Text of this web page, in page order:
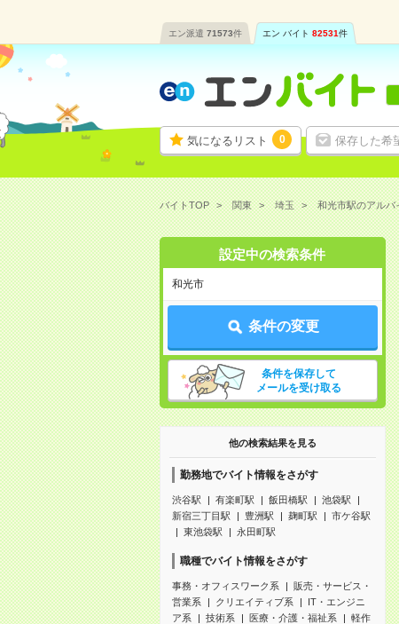
エン派遣 71573件 エン バイト 82531件
気になるリスト 0 保存した希
バイトTOP 関東 埼玉 和光市駅のアルバ
設定中の検索条件
和光市
条件の変更
条件を保存して
メールを受け取る
他の検索結果を見る
勤務地でバイト情報をさがす
渋谷駅 有楽町駅 飯田橋駅
池袋駅
新宿三丁目駅
豊洲駅 麹町駅
市ケ谷駅
東池袋駅
永田町駅
職種でバイト情報をさがす
事務・オフィスワーク系
販売・サービス・
営業系
クリエイティブ系
IT・エンジニ
ア系
技術系 医療・介護・福祉系
軽作